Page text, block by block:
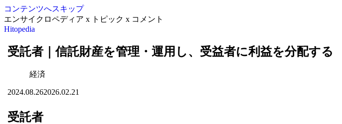
コンテンツへスキップ
エンサイクロペディア x トピック x コメント
Hitopedia
受託者｜信託財産を管理・運用し、受益者に利益を分配する
経済
2024.08.262026.02.21
受託者